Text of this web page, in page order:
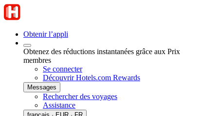
Obtenir l’appli
Obtenez des réductions instantanées grâce aux Prix
membres
Se connecter
Découvrir Hotels.com Rewards
Messages
Rechercher des voyages
Assistance